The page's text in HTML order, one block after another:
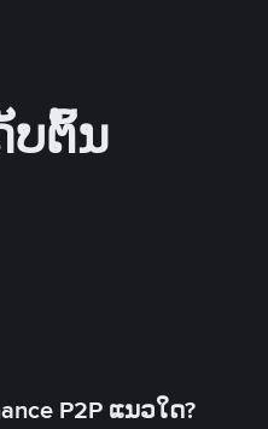
ບຕົ້ນ
P2P ແນວໃດ?